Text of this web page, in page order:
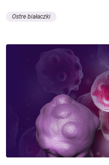
Ostre białaczki